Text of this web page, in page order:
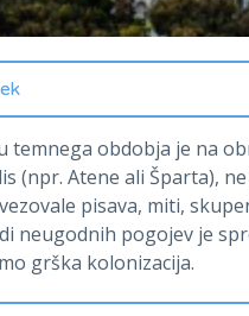
temnega obdobja je na
(npr. Atene ali Šparta),
pisava, miti,
neugodnih pogojev je
grška kolonizacija.